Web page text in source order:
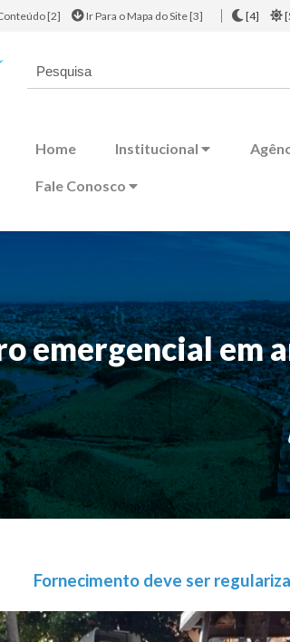
[2] Ir Para o Mapa do Site [3] [4]
Home Institucional
Fale Conosco
emergencial em
Fornecimento deve ser